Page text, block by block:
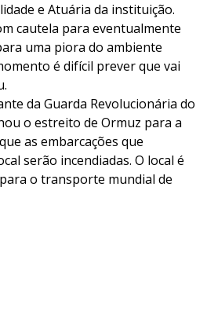
e Atuária da instituição.
cautela para eventualmente
uma piora do ambiente
é difícil prever que vai
da Guarda Revolucionária do
o estreito de Ormuz para a
as embarcações que
serão incendiadas. O local é
o transporte mundial de